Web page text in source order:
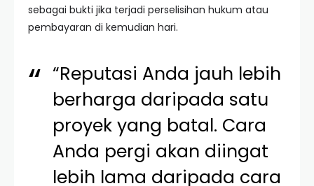
sebagai bukti jika terjadi perselisihan hukum atau
pembayaran di kemudian hari.
“Reputasi Anda jauh lebih
berharga daripada satu
proyek yang batal. Cara
Anda pergi akan diingat
lebih lama daripada cara